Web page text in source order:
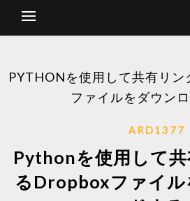
PYTHONを使用して共有リン
ファイルをダウン
ARD1377
Pythonを使用して
るDropboxファイル